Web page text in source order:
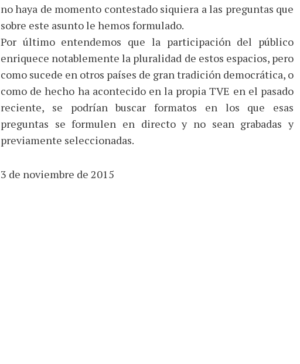
no haya de momento contestado siquiera a las preguntas que
sobre este asunto le hemos formulado.
Por último entendemos que la participación del público
enriquece notablemente la pluralidad de estos espacios, pero
como sucede en otros países de gran tradición democrática, o
como de hecho ha acontecido en la propia TVE en el pasado
reciente, se podrían buscar formatos en los que esas
preguntas se formulen en directo y no sean grabadas y
previamente seleccionadas.
3 de noviembre de 2015